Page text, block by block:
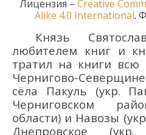
Лицензия – Creative
Alike 4.0 International.
Князь
любителем книг и
тратил на книги всю
Чернигово-
сёла Пакуль (укр.
Черниговском
области) и Навозы
Днепровское